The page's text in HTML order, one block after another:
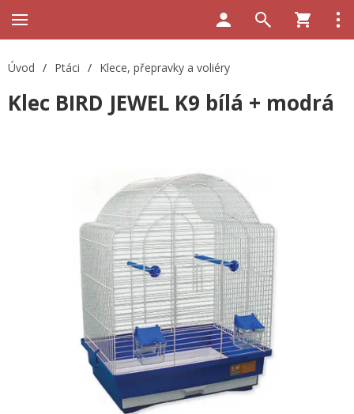
Úvod / Ptáci / Klece, přepravky a voliéry
Klec BIRD JEWEL K9 bílá + modrá